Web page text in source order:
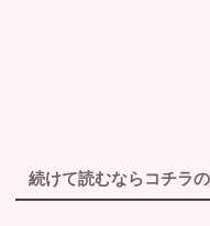
続けて読むならコチラ